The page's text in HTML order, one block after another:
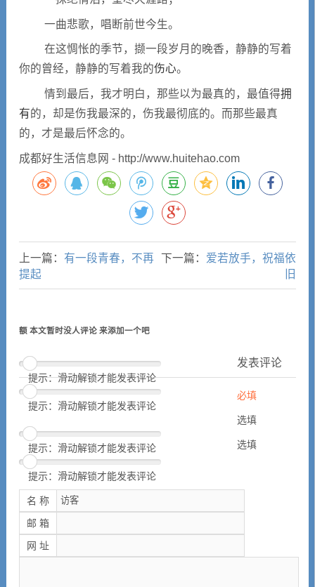
一曲悲歌，唱断前世今生。
在这惆怅的季节，撷一段岁月的晚香，静静的写着
你的曾经，静静的写着我的伤心。
情到最后，我才明白，那些以为最真的，最值得拥
有的，却是伤我最深的，伤我最彻底的。而那些最真
的，才是最后怀念的。
成都好生活信息网 - http://www.huitehao.com
上一篇： 有一段青春，不再
提起
下一篇： 爱若放手，祝福依
旧
额 本文暂时没人评论 来添加一个吧
提示：滑动解锁才能发表评论
提示：滑动解锁才能发表评论
提示：滑动解锁才能发表评论
提示：滑动解锁才能发表评论
发表评论
名 称
必填
邮 箱
选填
网 址
选填